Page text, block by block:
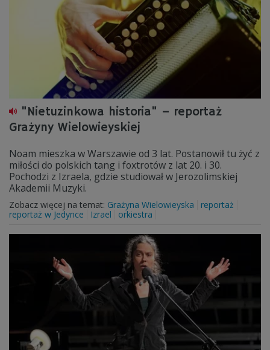
"Nietuzinkowa historia" – reportaż
Grażyny Wielowieyskiej
Noam mieszka w Warszawie od 3 lat. Postanowił tu żyć z
miłości do polskich tang i foxtrotów z lat 20. i 30.
Pochodzi z Izraela, gdzie studiował w Jerozolimskiej
Akademii Muzyki.
Zobacz więcej na temat: Grażyna Wielowieyska
reportaż
reportaż w Jedynce
Izrael orkiestra